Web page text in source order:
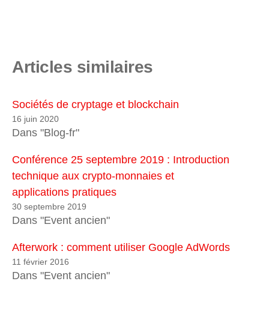
Articles similaires
Sociétés de cryptage et blockchain
16 juin 2020
Dans "Blog-fr"
Conférence 25 septembre 2019 : Introduction
technique aux crypto-monnaies et
applications pratiques
30 septembre 2019
Dans "Event ancien"
Afterwork : comment utiliser Google AdWords
11 février 2016
Dans "Event ancien"